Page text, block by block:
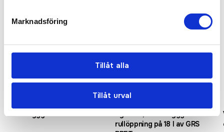
Marknadsföring
Tillåt alla
Tillåt urval
rullöppning på 18 l av GRS